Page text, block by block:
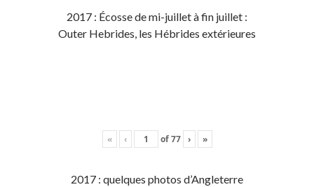
2017 : Écosse de mi-juillet à fin juillet :
Outer Hebrides, les Hébrides extérieures
« ‹ of77 › »
2017 : quelques photos d’Angleterre